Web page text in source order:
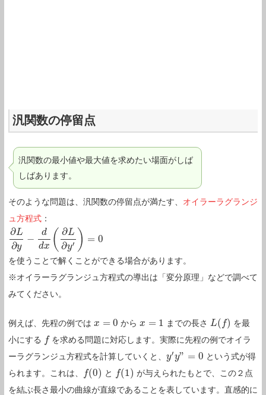
汎関数の停留点
汎関数の最小値や最大値を求めたい場面がしば
しばあります。
そのような問題は、汎関数の停留点が満たす、 オイラーラグランジ
ュ方程式 ：
∂L
∂y
−
d
dx ( ∂L
∂y′ ) = 0
∂L∂y −d dx(∂ L y′)=0
を使うことで解くことができる場合があります。
※オイラーラグランジュ方程式の導出は「変分原理」などで調べて
みてください。
例えば、先程の例では x = 0
x= 0 からx = 1
x= 1 までの長さ L( f)
L(f )
を最
小にする f
f を求める問題に対応します。実際に先程の例でオイラ
ーラグランジュ方程式を計算していくと、 y′y” = 0
y′y”= 0
という式が得
られます。これは、
f(0)
f(0) と f(1)
f(1 )
が与えられたもとで、この２点
を結ぶ長さ最小の曲線が直線であることを表しています。直感的に